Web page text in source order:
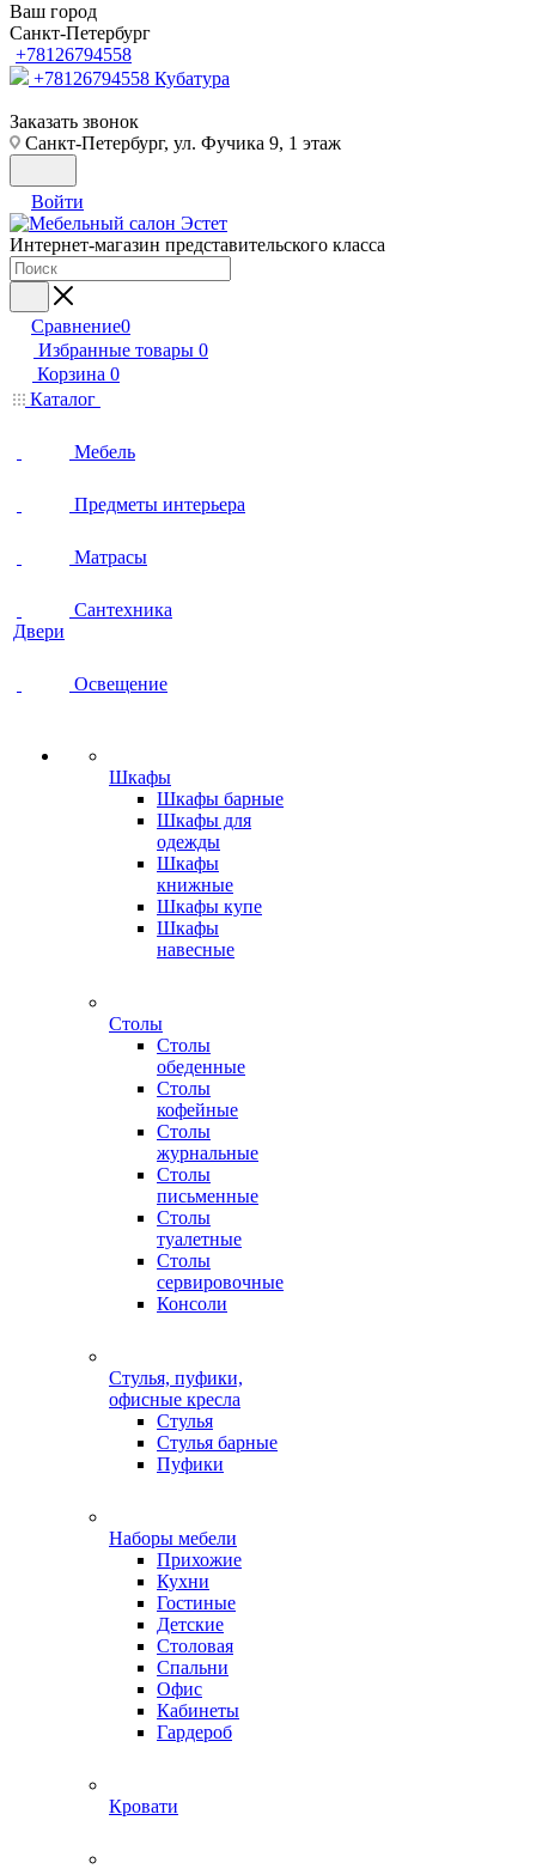
Ваш город
Санкт-Петербург
+78126794558
+78126794558 Кубатура
Заказать звонок
Санкт-Петербург, ул. Фучика 9, 1 этаж
Войти
Интернет-магазин представительского класса
Сравнение0
Избранные товары 0
Корзина 0
Каталог
Мебель
Предметы интерьера
Матрасы
Сантехника
Двери
Освещение
Шкафы
Шкафы барные
Шкафы для
одежды
Шкафы
книжные
Шкафы купе
Шкафы
навесные
Столы
Столы
обеденные
Столы
кофейные
Столы
журнальные
Столы
письменные
Столы
туалетные
Столы
сервировочные
Консоли
Стулья, пуфики,
офисные кресла
Стулья
Стулья барные
Пуфики
Наборы мебели
Прихожие
Кухни
Гостиные
Детские
Столовая
Спальни
Офис
Кабинеты
Гардероб
Кровати